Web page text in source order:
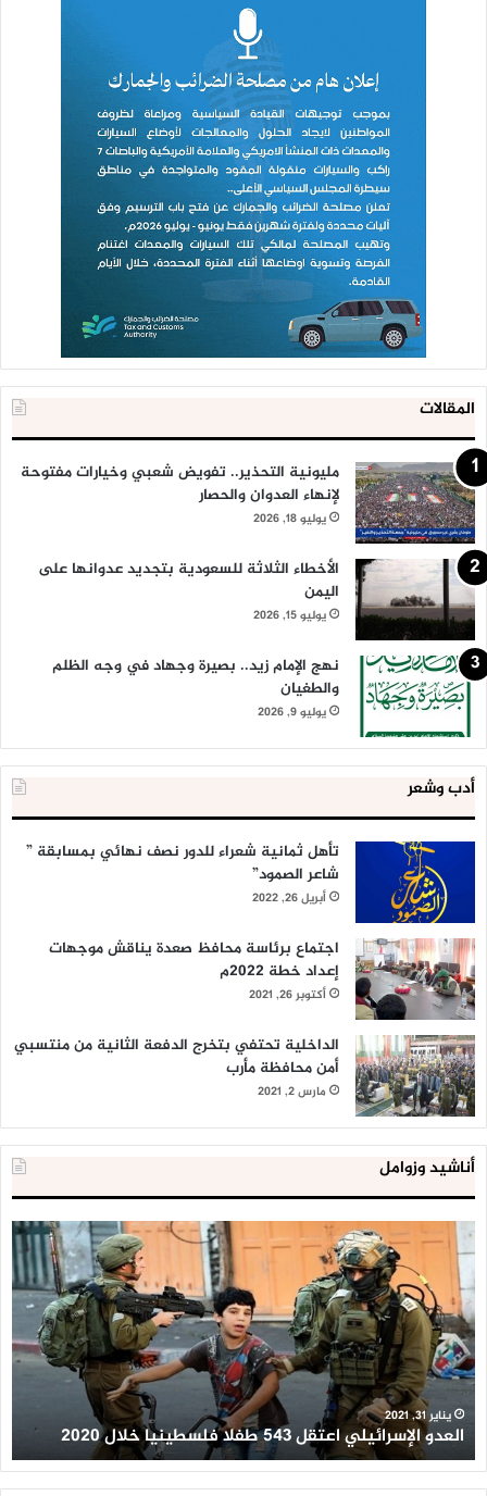
المقالات
مليونية التحذير.. تفويض شعبي وخيارات مفتوحة
لإنهاء العدوان والحصار
يوليو 18, 2026
الأخطاء الثلاثة للسعودية بتجديد عدوانها على
اليمن
يوليو 15, 2026
نهج الإمام زيد.. بصيرة وجهاد في وجه الظلم
والطغيان
يوليو 9, 2026
أدب وشعر
تأهل ثمانية شعراء للدور نصف نهائي بمسابقة ”
شاعر الصمود”
أبريل 26, 2022
اجتماع برئاسة محافظ صعدة يناقش موجهات
إعداد خطة 2022م
أكتوبر 26, 2021
الداخلية تحتفي بتخرج الدفعة الثانية من منتسبي
أمن محافظة مأرب
مارس 2, 2021
أناشيد وزوامل
العدو
الإسرائيلي
اعتقل
543
طفلا
فلسطينيا
خلال
2020
يناير 31, 2021
العدو الإسرائيلي اعتقل 543 طفلا فلسطينيا خلال 2020